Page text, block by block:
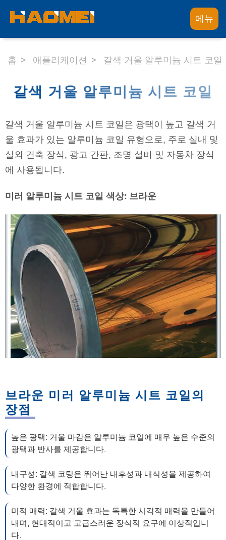
메뉴
홈 애플리케이션 갈색 거울 알루미늄 시트 코일
갈색 거울 알루미늄 시트 코일
갈색 거울 알루미늄 시트 코일은 광택이 높고 갈색 거
울 효과가 있는 알루미늄 코일 유형으로, 주로 실내 및
실외 건축 장식, 광고 간판, 조명 설비 및 자동차 장식
에 사용됩니다.
미러 알루미늄 시트 코일 색상: 브라운
브라운 미러 알루미늄 시트 코일의
장점
높은 광택: 거울 마감은 알루미늄 코일에 매우 높은 수준의
광택과 반사를 제공합니다.
내구성: 갈색 코팅은 뛰어난 내후성과 내식성을 제공하여
다양한 환경에 적합합니다.
미적 매력: 갈색 거울 효과는 독특한 시각적 매력을 만들어
내며, 현대적이고 고급스러운 장식적 요구에 이상적입니
다.